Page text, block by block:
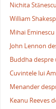
Nichita
William
Mihai
John Lennon
Buddha despre
Cuvintele lui
Menander
Keanu Reeves